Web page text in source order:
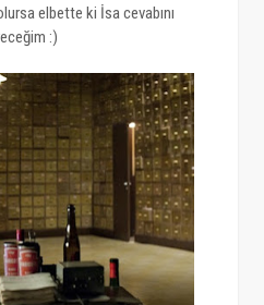
elbette ki İsa cevabını
:)